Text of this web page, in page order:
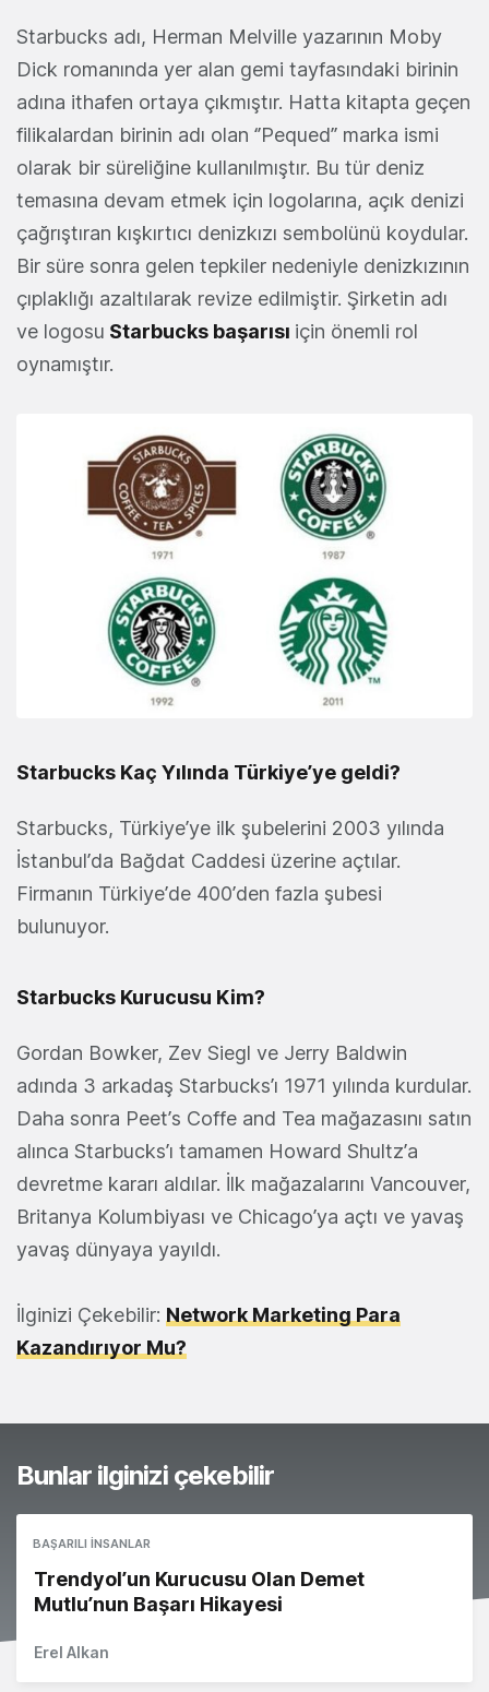
Starbucks adı, Herman Melville yazarının Moby
Dick romanında yer alan gemi tayfasındaki birinin
adına ithafen ortaya çıkmıştır. Hatta kitapta geçen
filikalardan birinin adı olan ‘’Pequed’’ marka ismi
olarak bir süreliğine kullanılmıştır. Bu tür deniz
temasına devam etmek için logolarına, açık denizi
çağrıştıran kışkırtıcı denizkızı sembolünü koydular.
Bir süre sonra gelen tepkiler nedeniyle denizkızının
çıplaklığı azaltılarak revize edilmiştir. Şirketin adı
ve logosu Starbucks başarısı için önemli rol
oynamıştır.
Starbucks Kaç Yılında Türkiye’ye geldi?
Starbucks, Türkiye’ye ilk şubelerini 2003 yılında
İstanbul’da Bağdat Caddesi üzerine açtılar.
Firmanın Türkiye’de 400’den fazla şubesi
bulunuyor.
Starbucks Kurucusu Kim?
Gordan Bowker, Zev Siegl ve Jerry Baldwin
adında 3 arkadaş Starbucks’ı 1971 yılında kurdular.
Daha sonra Peet’s Coffe and Tea mağazasını satın
alınca Starbucks’ı tamamen Howard Shultz’a
devretme kararı aldılar. İlk mağazalarını Vancouver,
Britanya Kolumbiyası ve Chicago’ya açtı ve yavaş
yavaş dünyaya yayıldı.
İlginizi Çekebilir: Network Marketing Para
Kazandırıyor Mu?
Bunlar ilginizi çekebilir
BAŞARILI İNSANLAR
Trendyol’un Kurucusu Olan Demet
Mutlu’nun Başarı Hikayesi
Erel Alkan